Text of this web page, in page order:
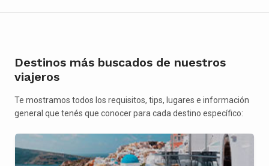
Destinos más buscados de nuestros
viajeros
Te mostramos todos los requisitos, tips, lugares e información
general que tenés que conocer para cada destino específico: